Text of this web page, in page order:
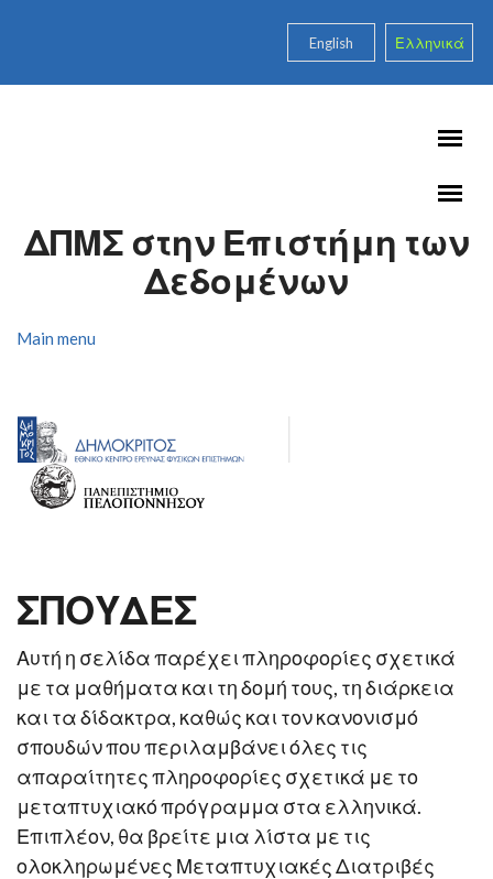
English Ελληνικά
ΔΠΜΣ στην Επιστήμη των
Δεδομένων
Main menu
ΣΠΟΥΔΕΣ
Αυτή η σελίδα παρέχει πληροφορίες σχετικά
με τα μαθήματα και τη δομή τους, τη διάρκεια
και τα δίδακτρα, καθώς και τον κανονισμό
σπουδών που περιλαμβάνει όλες τις
απαραίτητες πληροφορίες σχετικά με το
μεταπτυχιακό πρόγραμμα στα ελληνικά.
Επιπλέον, θα βρείτε μια λίστα με τις
ολοκληρωμένες Μεταπτυχιακές Διατριβές